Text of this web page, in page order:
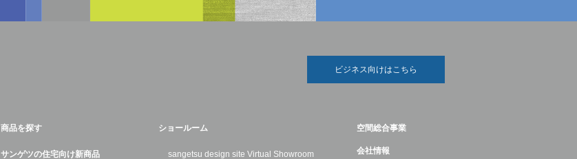
ビジネス向けはこちら
商品を探す
サンゲツの住宅向け新商品
ショールーム
sangetsu design site Virtual Showroom
空間総合事業
会社情報